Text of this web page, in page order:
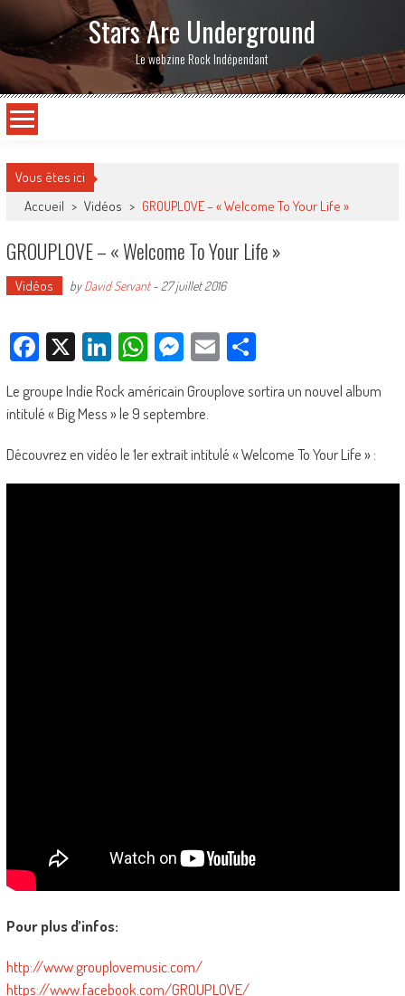
Stars Are Underground
Le webzine Rock Indépendant
Vous êtes ici
Accueil > Vidéos > GROUPLOVE – « Welcome To Your Life »
GROUPLOVE – « Welcome To Your Life »
Vidéos byDavid Servant- 27 juillet 2016
Facebook
X LinkedIn
WhatsApp
Messenger
EmailPartager
Le groupe Indie Rock américain Grouplove sortira un nouvel album
intitulé « Big Mess » le 9 septembre.
Découvrez en vidéo le 1er extrait intitulé « Welcome To Your Life » :
Pour plus d’infos:
http://www.grouplovemusic.com/
https://www.facebook.com/GROUPLOVE/